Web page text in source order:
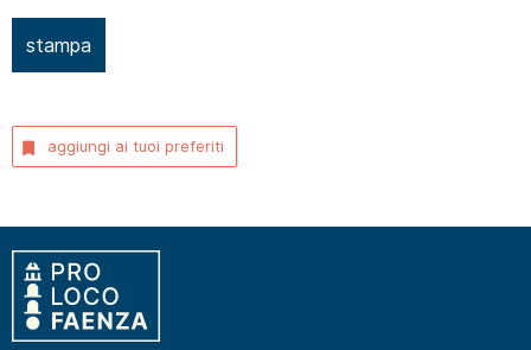
stampa
aggiungi ai tuoi preferiti